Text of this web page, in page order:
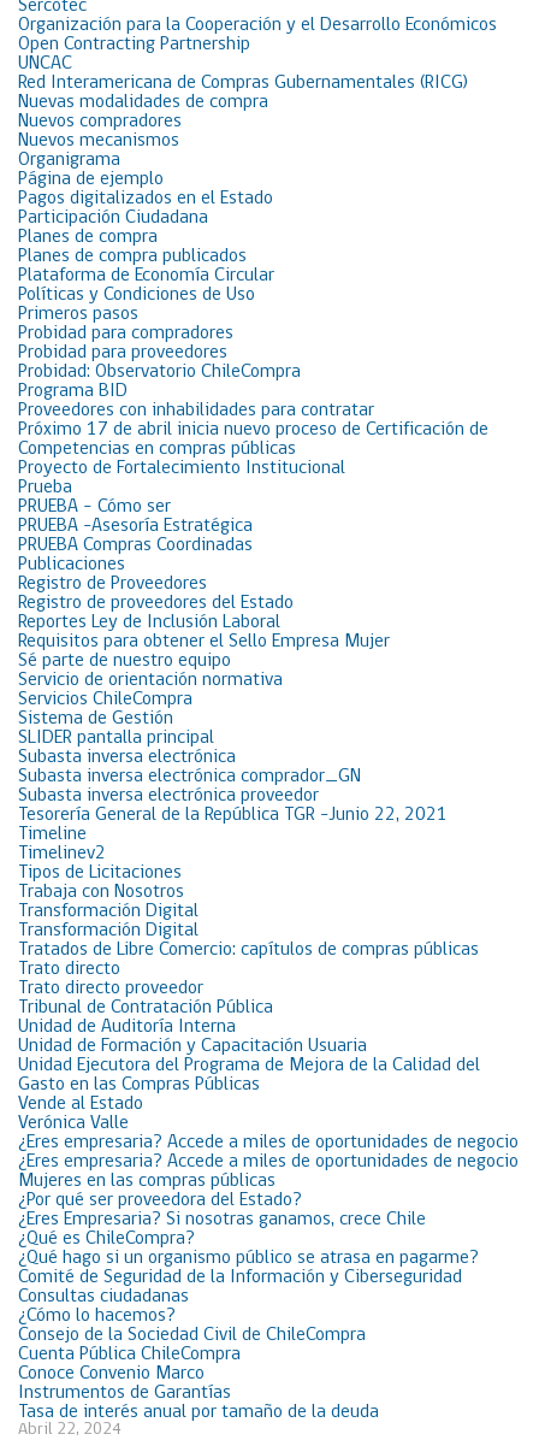
Sercotec
Organización para la Cooperación y el Desarrollo Económicos
Open Contracting Partnership
UNCAC
Red Interamericana de Compras Gubernamentales (RICG)
Nuevas modalidades de compra
Nuevos compradores
Nuevos mecanismos
Organigrama
Página de ejemplo
Pagos digitalizados en el Estado
Participación Ciudadana
Planes de compra
Planes de compra publicados
Plataforma de Economía Circular
Políticas y Condiciones de Uso
Primeros pasos
Probidad para compradores
Probidad para proveedores
Probidad: Observatorio ChileCompra
Programa BID
Proveedores con inhabilidades para contratar
Próximo 17 de abril inicia nuevo proceso de Certificación de
Competencias en compras públicas
Proyecto de Fortalecimiento Institucional
Prueba
PRUEBA – Cómo ser
PRUEBA -Asesoría Estratégica
PRUEBA Compras Coordinadas
Publicaciones
Registro de Proveedores
Registro de proveedores del Estado
Reportes Ley de Inclusión Laboral
Requisitos para obtener el Sello Empresa Mujer
Sé parte de nuestro equipo
Servicio de orientación normativa
Servicios ChileCompra
Sistema de Gestión
SLIDER pantalla principal
Subasta inversa electrónica
Subasta inversa electrónica comprador_GN
Subasta inversa electrónica proveedor
Tesorería General de la República TGR -Junio 22, 2021
Timeline
Timelinev2
Tipos de Licitaciones
Trabaja con Nosotros
Transformación Digital
Transformación Digital
Tratados de Libre Comercio: capítulos de compras públicas
Trato directo
Trato directo proveedor
Tribunal de Contratación Pública
Unidad de Auditoría Interna
Unidad de Formación y Capacitación Usuaria
Unidad Ejecutora del Programa de Mejora de la Calidad del
Gasto en las Compras Públicas
Vende al Estado
Verónica Valle
¿Eres empresaria? Accede a miles de oportunidades de negocio
¿Eres empresaria? Accede a miles de oportunidades de negocio
Mujeres en las compras públicas
¿Por qué ser proveedora del Estado?
¿Eres Empresaria? Si nosotras ganamos, crece Chile
¿Qué es ChileCompra?
¿Qué hago si un organismo público se atrasa en pagarme?
Comité de Seguridad de la Información y Ciberseguridad
Consultas ciudadanas
¿Cómo lo hacemos?
Consejo de la Sociedad Civil de ChileCompra
Cuenta Pública ChileCompra
Conoce Convenio Marco
Instrumentos de Garantías
Tasa de interés anual por tamaño de la deuda
Abril 22, 2024